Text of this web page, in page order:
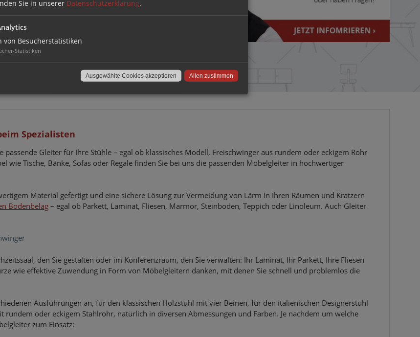
Spezialisten
Gleiter für Ihre Stühle – egal ob klassisches Modell, Freischwinger aus rundem oder eckigem Rohr
wie Tische, Bänke, Sofas oder Regale finden Sie bei uns die passenden Möbelgleiter in hochwertiger
Material gefertigt und eine sichere Lösung zur Vermeidung von Lärm in Ihren Räumen und Kratzern
Bodenbelag – egal ob Parkett, Laminat, Fliesen, Marmor, Steinboden, Teppich oder Linoleum. Auch Gleiter
den Sie gestalten oder im Konferenzraum, den Sie verwalten: Ihr Laminat, Ihr Parkett, Ihre Fliesen
wie effektive Zuwendung in Form von Möbelgleitern danken, mit denen Sie schnell und problemlos die
Ausführungen an, für den klassischen Holzstuhl mit vier Beinen, für den italienischen Designerstuhl
oder eckigem Stahlrohr, natürlich in diversen Abmessungen und Farben. Je nachdem um welche
zum Einsatz:
Sie in unserer Datenschutzerklärung.
von Besucherstatistiken
Statistiken
Allen zustimmen
Ausgewählte Cookies akzeptieren